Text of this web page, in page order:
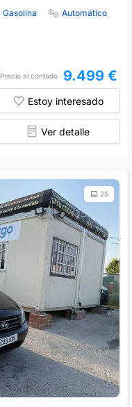
Gasolina
Automático
Precio al contado 9.499 €
Estoy interesado
Ver detalle
25